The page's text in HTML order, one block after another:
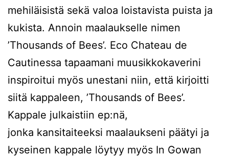
mehiläisistä sekä valoa loistavista puista ja
kukista. Annoin maalaukselle nimen
’Thousands of Bees’. Eco Chateau de
Cautinessa tapaamani muusikkokaverini
inspiroitui myös unestani niin, että kirjoitti
siitä kappaleen, ’Thousands of Bees’.
Kappale julkaistiin ep:nä,
jonka kansitaiteeksi maalaukseni päätyi ja
kyseinen kappale löytyy myös In Gowan